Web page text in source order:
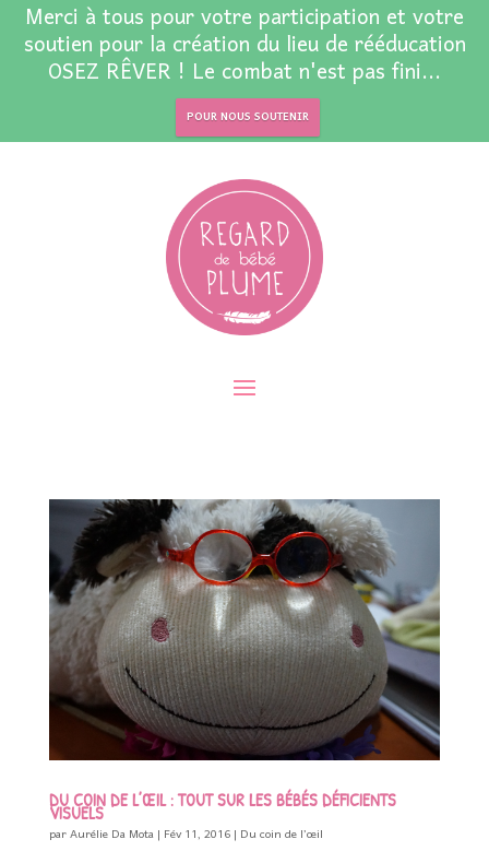
Merci à tous pour votre participation et votre
soutien pour la création du lieu de rééducation
OSEZ RÊVER ! Le combat n'est pas fini...
POUR NOUS SOUTENIR
DU COIN DE L’ŒIL : TOUT SUR LES BÉBÉS DÉFICIENTS
VISUELS
parAurélie Da Mota| Fév 11, 2016| Du coin de l’œil